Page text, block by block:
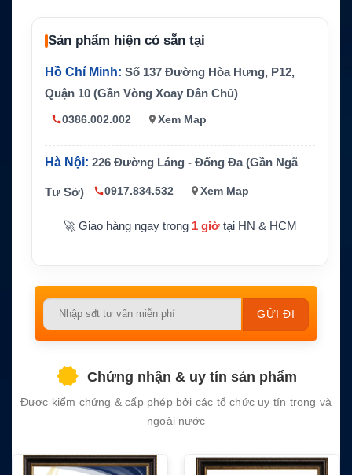
Mã pin gốc thay thế SBR-25L
Điện áp 7.4V
Dung lượng 1950mAh
Màu sắc Đen
Kích thước 3.49 x 2.02 x 0.62 inch
Trọng lượng 0.3 lb
Bảo hành 12 tháng
Sản phẩm hiện có sẵn tại
Hồ Chí Minh: Số 137 Đường Hòa Hưng, P12,
Quận 10 (Gần Vòng Xoay Dân Chủ)
0386.002.002 Xem Map
Hà Nội: 226 Đường Láng - Đống Đa (Gần Ngã
Tư Sở) 0917.834.532 Xem Map
🚀 Giao hàng ngay trong 1 giờtại HN & HCM
Please
empty.
Chứng nhận & uy tín sản phẩm
Được kiểm chứng & cấp phép bởi các tổ chức uy tín trong và
ngoài nước